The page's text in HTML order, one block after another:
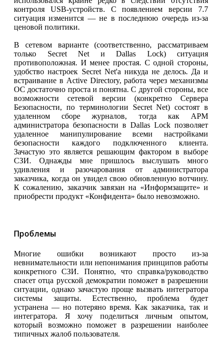
контроля USB-устройств. С появлением версии 7.7
ситуация изменится — не в последнюю очередь из-за
ценовой политики.
В сетевом варианте (соответственно, рассматриваем
только Secret Net и Dallas Lock) ситуация
противоположная. И менее простая. С одной стороны,
удобство настроек Secret Net'а никуда не делось. Да и
встраивание в Active Directory, работа через механизмы
ОС достаточно проста и понятна. С другой стороны, все
возможности сетевой версии (конкретно Сервера
Безопасности, по терминологии Secret Net) состоят в
удаленном сборе журналов, тогда как АРМ
администратора безопасности в Dallas Lock позволяет
удаленное манипулирование всеми настройками
безопасности каждого подключенного клиента.
Зачастую это является решающим фактором в выборе
СЗИ. Однажды мне пришлось выслушать много
удивления и разочарования от администратора
заказчика, когда он увидел свою обновленную вотчину.
К сожалению, заказчик завязан на «Информзащите» и
приобрести продукт «Конфидента» было невозможно.
Проблемы
Многие ошибки возникают просто из-за
невнимательности или непонимания принципов работы
конкретного СЗИ. Понятно, что справка/руководство
спасет отца русской демократии поможет в разрешении
ситуации, однако зачастую проще вызвать интегратора
системы защиты. Естественно, проблема будет
устранена — но потеряно время. Как заказчика, так и
интегратора. Я хочу поделиться личным опытом,
который возможно поможет в разрешении наиболее
типичных жалоб пользователя.